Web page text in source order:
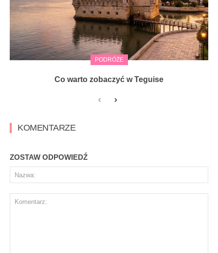
PODRÓŻE
Co warto zobaczyć w Teguise
KOMENTARZE
ZOSTAW ODPOWIEDŹ